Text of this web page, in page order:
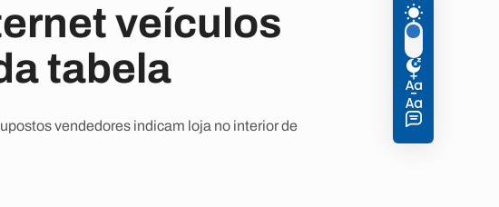
veículos
tabela
vendedores indicam loja no interior de